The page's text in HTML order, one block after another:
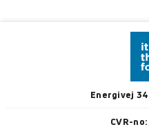
Energivej
CVR-